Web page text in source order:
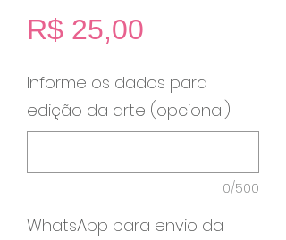
R$ 25,00
Informe os dados para
edição da arte (opcional)
0/500
WhatsApp para envio da